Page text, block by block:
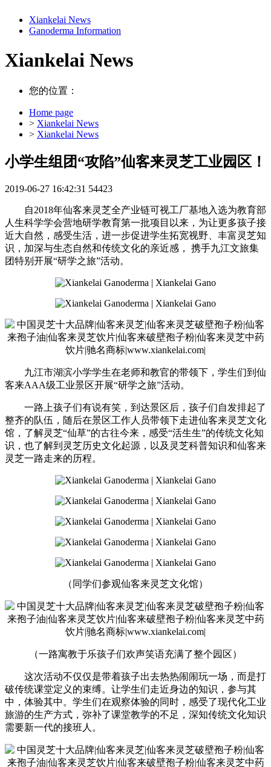
Xiankelai News
Ganoderma Information
Xiankelai News
您的位置：
Home page
> Xiankelai News
> Xiankelai News
小学生组团“攻陷”仙客来灵芝工业园区！
2019-06-27 16:42:31 54423
自2018年仙客来灵芝全产业链可视工厂基地入选为教育部
人生科学学会营地研学教育第一批项目以来，为让更多孩子接
近大自然，感受生活，进一步促进学生拓宽视野、丰富灵芝知
识，加深与生态自然和传统文化的亲近感， 携手九江文旅集
团特别开展“研学之旅”活动。
九江市湖滨小学学生在老师和教官的带领下，学生们到仙
客来AAA级工业景区开展“研学之旅”活动。
一路上孩子们有说有笑，到达景区后，孩子们自发排起了
整齐的队伍，随后在景区工作人员带领下走进仙客来灵芝文化
馆，了解灵芝“仙草”的古往今来，感受“活生生”的传统文化知
识，也了解到灵芝历史文化起源，以及灵芝科普知识和仙客来
灵芝一路走来的历程。
（同学们参观仙客来灵芝文化馆）
（一路寓教于乐孩子们欢声笑语充满了整个园区）
这次活动不仅仅是带着孩子出去热热闹闹玩一场，而是打
破传统课堂定义的束缚。让学生们走近身边的知识，参与其
中，体验其中。学生们在观察体验的同时，感受了现代化工业
旅游的生产方式，弥补了课堂教学的不足，深知传统文化知识
需要新一代的接班人。